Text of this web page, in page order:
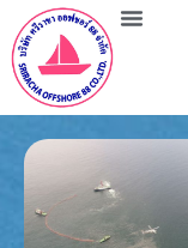
การดำเนินก